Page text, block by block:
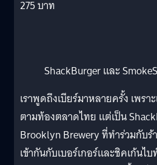
275 บาท
ShackBurger และ
เราพูดถึงเบียร์มาหลายครั้ง เพรา
ตามท้องตลาดไทย แต่เป็น
Brooklyn Brewery ที่ทำร่วมกับ
เข้ากันกับเบอร์เกอร์และชิคเก้นไ